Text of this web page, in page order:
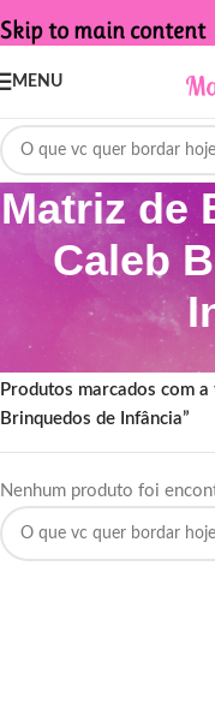
Skip to main content
MENU
Matriz de
Caleb
Início
/
Produtos marcados com
Brinquedos de Infância”
Nenhum produto foi